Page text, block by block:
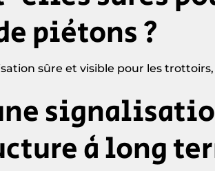
piétons ?
sûre et visible pour les
à long